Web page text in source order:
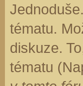
tématu.
diskuze.
tématu